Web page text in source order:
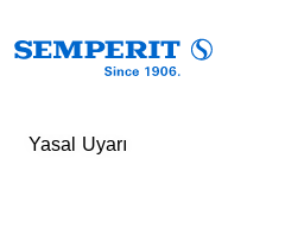
Yasal Uyarı